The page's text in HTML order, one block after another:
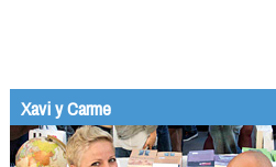
Xavi y Carme